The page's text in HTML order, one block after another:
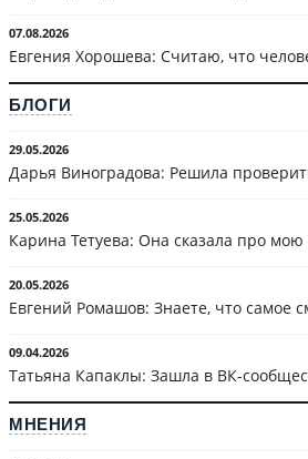
07.08.2026
Евгения Хорошева: Считаю, что
БЛОГИ
29.05.2026
Дарья Виноградова: Решила
25.05.2026
Карина Тетуева: Она сказала про
20.05.2026
Евгений Ромашов: Знаете, что самое
09.04.2026
Татьяна Капаклы: Зашла в ВК-
МНЕНИЯ